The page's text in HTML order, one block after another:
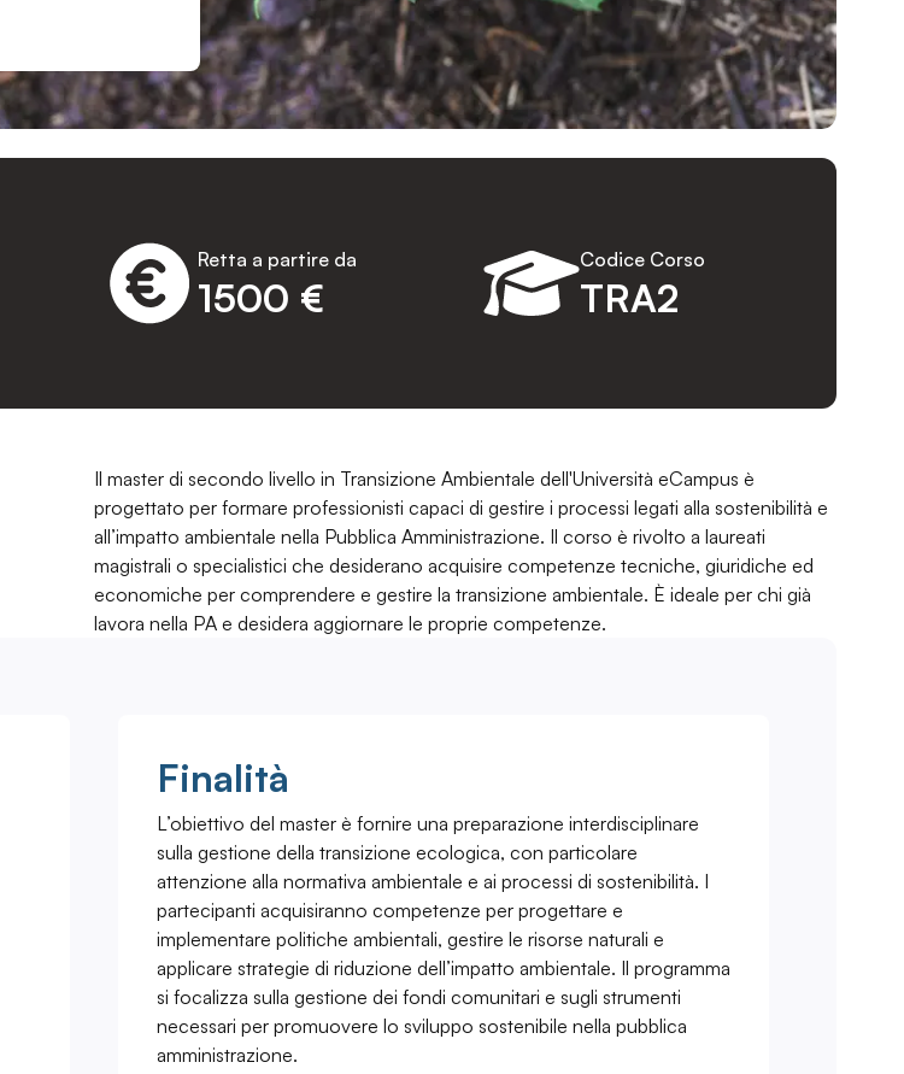
1500 €
Retta a partire da
TRA2
Codice Corso
Il master di secondo livello in Transizione Ambientale dell'Università eCampus è
progettato per formare professionisti capaci di gestire i processi legati alla sostenibilità e
all’impatto ambientale nella Pubblica Amministrazione. Il corso è rivolto a laureati
magistrali o specialistici che desiderano acquisire competenze tecniche, giuridiche ed
economiche per comprendere e gestire la transizione ambientale. È ideale per chi già
lavora nella PA e desidera aggiornare le proprie competenze.
Finalità
L’obiettivo del master è fornire una preparazione interdisciplinare
sulla gestione della transizione ecologica, con particolare
attenzione alla normativa ambientale e ai processi di sostenibilità. I
partecipanti acquisiranno competenze per progettare e
implementare politiche ambientali, gestire le risorse naturali e
applicare strategie di riduzione dell’impatto ambientale. Il programma
si focalizza sulla gestione dei fondi comunitari e sugli strumenti
necessari per promuovere lo sviluppo sostenibile nella pubblica
amministrazione.